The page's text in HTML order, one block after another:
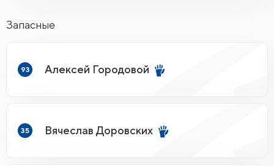
Запасные
93 Алексей Городовой
35 Вячеслав Доровских